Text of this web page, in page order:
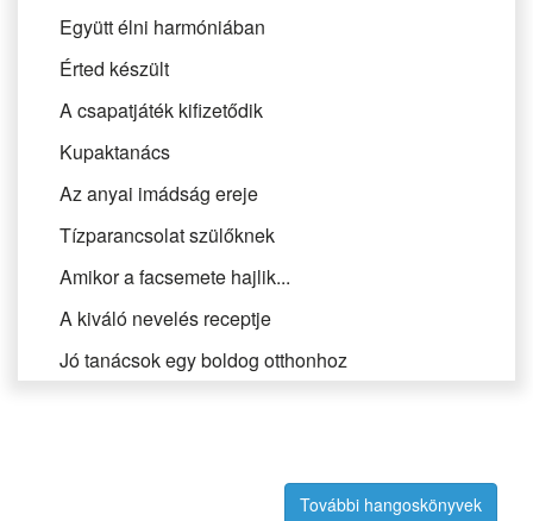
Együtt élni harmóniában
Érted készült
A csapatjáték kifizetődik
Kupaktanács
Az anyai imádság ereje
Tízparancsolat szülőknek
Amikor a facsemete hajlik...
A kiváló nevelés receptje
Jó tanácsok egy boldog otthonhoz
Értelmet adni a házasságnak
További hangoskönyvek